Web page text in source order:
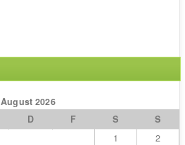
August 2026
D F S
S
1
2